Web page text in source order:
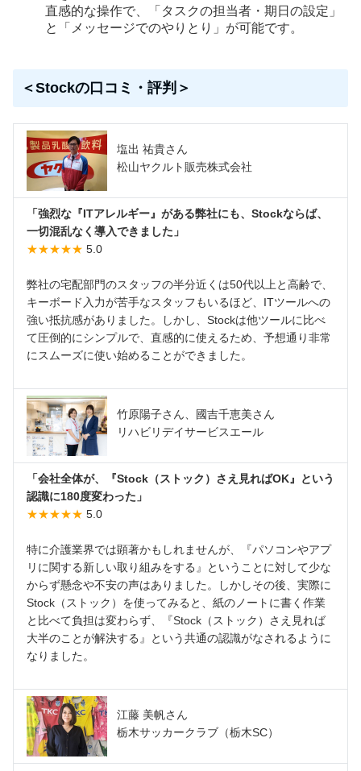
直感的な操作で、「タスクの担当者・期日の設定」
と「メッセージでのやりとり」が可能です。
＜Stockの口コミ・評判＞
塩出 祐貴さん
松山ヤクルト販売株式会社
「強烈な『ITアレルギー』がある弊社にも、Stockならば、
一切混乱なく導入できました」
★★★★★ 5.0
弊社の宅配部門のスタッフの半分近くは50代以上と高齢で、
キーボード入力が苦手なスタッフもいるほど、ITツールへの
強い抵抗感がありました。しかし、Stockは他ツールに比べ
て圧倒的にシンプルで、直感的に使えるため、予想通り非常
にスムーズに使い始めることができました。
竹原陽子さん、國吉千恵美さん
リハビリデイサービスエール
「会社全体が、『Stock（ストック）さえ見ればOK』という
認識に180度変わった」
★★★★★ 5.0
特に介護業界では顕著かもしれませんが、『パソコンやアプ
リに関する新しい取り組みをする』ということに対して少な
からず懸念や不安の声はありました。しかしその後、実際に
Stock（ストック）を使ってみると、紙のノートに書く作業
と比べて負担は変わらず、『Stock（ストック）さえ見れば
大半のことが解決する』という共通の認識がなされるように
なりました。
江藤 美帆さん
栃木サッカークラブ（栃木SC）